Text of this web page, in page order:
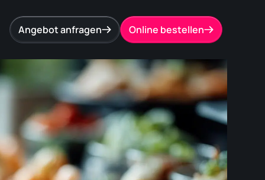
Angebot anfragen Online bestellen